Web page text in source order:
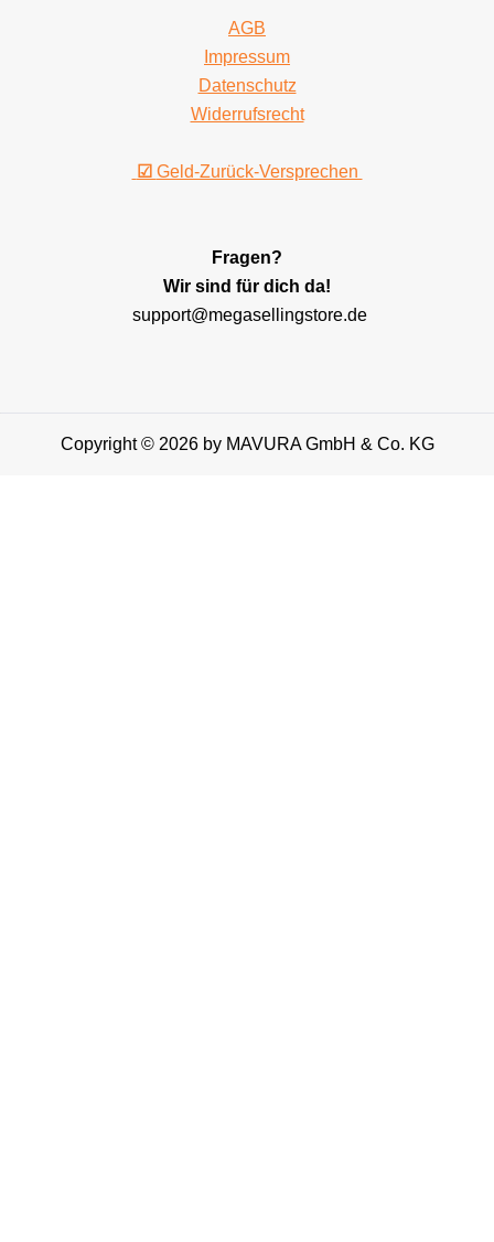
AGB
Impressum
Datenschutz
Widerrufsrecht
☑ Geld-Zurück-Versprechen
Fragen?
Wir sind für dich da!
support@megasellingstore.de
Copyright © 2026 by MAVURA GmbH & Co. KG